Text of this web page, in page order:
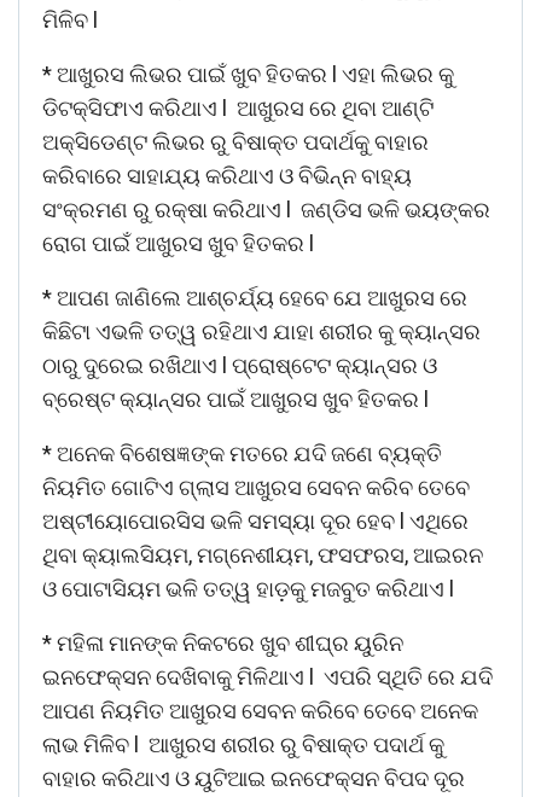
ମିଳିବ l
* ଆଖୁରସ ଲିଭର ପାଇଁ ଖୁବ ହିତକର l ଏହା ଲିଭର କୁ
ଡିଟକ୍ସିଫାଏ କରିଥାଏ l ଆଖୁରସ ରେ ଥିବା ଆଣ୍ଟି
ଅକ୍ସିଡେଣ୍ଟ ଲିଭର ରୁ ବିଷାକ୍ତ ପଦାର୍ଥକୁ ବାହାର
କରିବାରେ ସାହାଯ୍ୟ କରିଥାଏ ଓ ବିଭିନ୍ନ ବାହ୍ୟ
ସଂକ୍ରମଣ ରୁ ରକ୍ଷା କରିଥାଏ l ଜଣ୍ଡିସ ଭଳି ଭୟଙ୍କର
ରୋଗ ପାଇଁ ଆଖୁରସ ଖୁବ ହିତକର l
* ଆପଣ ଜାଣିଲେ ଆଶ୍ଚର୍ଯ୍ୟ ହେବେ ଯେ ଆଖୁରସ ରେ
କିଛିଟା ଏଭଳି ତତ୍ୱ ରହିଥାଏ ଯାହା ଶରୀର କୁ କ୍ୟାନ୍ସର
ଠାରୁ ଦୁରେଇ ରଖିଥାଏ l ପ୍ରୋଷ୍ଟେଟ କ୍ୟାନ୍ସର ଓ
ବ୍ରେଷ୍ଟ କ୍ୟାନ୍ସର ପାଇଁ ଆଖୁରସ ଖୁବ ହିତକର l
* ଅନେକ ବିଶେଷଜ୍ଞଙ୍କ ମତରେ ଯଦି ଜଣେ ବ୍ୟକ୍ତି
ନିୟମିତ ଗୋଟିଏ ଗ୍ଲାସ ଆଖୁରସ ସେବନ କରିବ ତେବେ
ଅଷ୍ଟୀୟୋପୋରସିସ ଭଳି ସମସ୍ୟା ଦୂର ହେବ l ଏଥିରେ
ଥିବା କ୍ୟାଲସିୟମ, ମଗ୍ନେଶୀୟମ, ଫସଫରସ, ଆଇରନ
ଓ ପୋଟାସିୟମ ଭଳି ତତ୍ୱ ହାଡ଼କୁ ମଜବୁତ କରିଥାଏ l
* ମହିଳା ମାନଙ୍କ ନିକଟରେ ଖୁବ ଶୀଘ୍ର ୟୁରିନ
ଇନଫେକ୍ସନ ଦେଖିବାକୁ ମିଳିଥାଏ l ଏପରି ସ୍ଥିତି ରେ ଯଦି
ଆପଣ ନିୟମିତ ଆଖୁରସ ସେବନ କରିବେ ତେବେ ଅନେକ
ଲାଭ ମିଳିବ l ଆଖୁରସ ଶରୀର ରୁ ବିଷାକ୍ତ ପଦାର୍ଥ କୁ
ବାହାର କରିଥାଏ ଓ ୟୁଟିଆଇ ଇନଫେକ୍ସନ ବିପଦ ଦୂର